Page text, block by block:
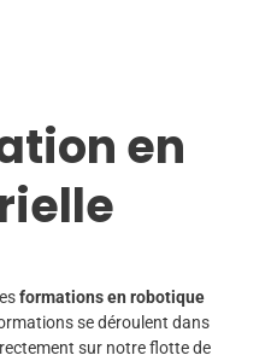
en
formations en robotique
se déroulent dans
sur notre flotte de